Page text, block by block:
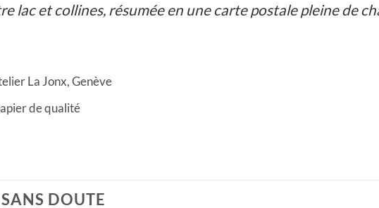
lac et collines, résumée en une carte postale pleine de
La Jonx, Genève
de qualité
DOUTE